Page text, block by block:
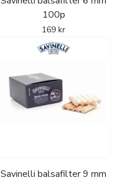
100p
169 kr
Savinelli balsafilter 9 mm